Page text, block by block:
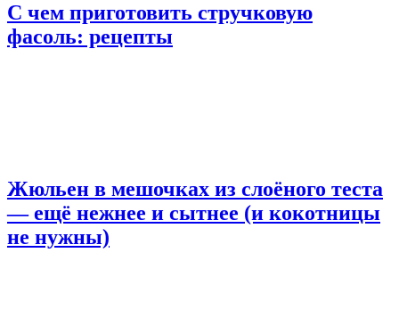
С чем приготовить стручковую
фасоль: рецепты
Жюльен в мешочках из слоёного теста
— ещё нежнее и сытнее (и кокотницы
не нужны)